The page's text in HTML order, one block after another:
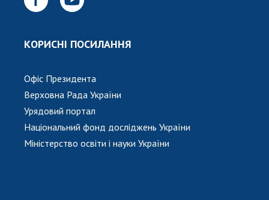
КОРИСНІ ПОСИЛАННЯ
Офіс Президента
Верховна Рада України
Урядовий портал
Національний фонд досліджень України
Міністерство освіти і науки України